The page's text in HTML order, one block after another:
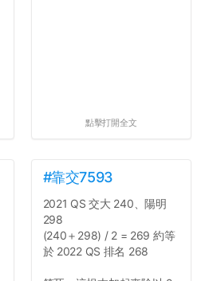
點擊打開全文
#靠交7593
2021 QS 交大 240、陽明
298
(240＋298) / 2 = 269 約等
於 2022 QS 排名 268